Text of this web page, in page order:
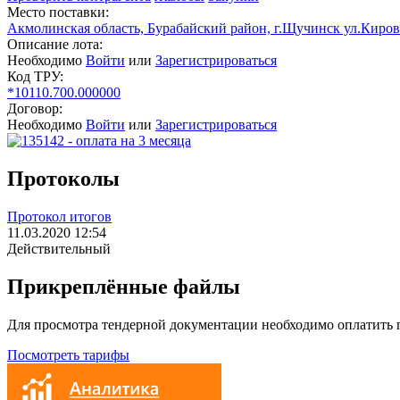
Место поставки:
Акмолинская область, Бурабайский район, г.Щучинск
Описание лота:
Необходимо Войти или Зарегистрироваться
Код ТРУ:
*10110.700.000000
Договор:
Необходимо Войти или Зарегистрироваться
Протоколы
Протокол итогов
11.03.2020 12:54
Действительный
Прикреплённые файлы
Для просмотра тендерной документации необходимо оплатить
Посмотреть тарифы